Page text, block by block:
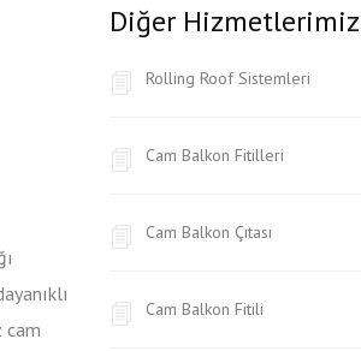
cam
Diğer Hizmetlerimiz
Rolling Roof Sistemleri
Cam Balkon Fitilleri
Cam Balkon Çıtası
Cam Balkon Fitili